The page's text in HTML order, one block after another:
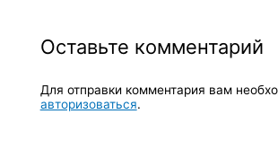
Оставьте комментарий
Для отправки комментария вам
авторизоваться.